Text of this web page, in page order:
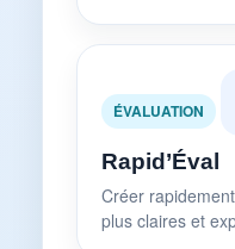
ÉVALUATION
Rapid’Éval
Créer
plus claires et